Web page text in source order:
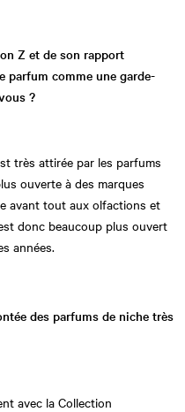
Z et de son rapport
parfum comme une garde-
?
très attirée par les parfums
ouverte à des marques
avant tout aux olfactions et
donc beaucoup plus ouvert
années.
des parfums de niche très
avec la Collection